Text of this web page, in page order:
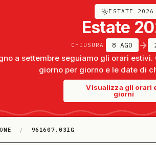
ESTATE 2026
Estate
CHIUSURA 8 AGO
a settembre seguiamo gli orari
giorno per giorno e le date di
Visualizza gli orari
giorni
/ 961607.03IG